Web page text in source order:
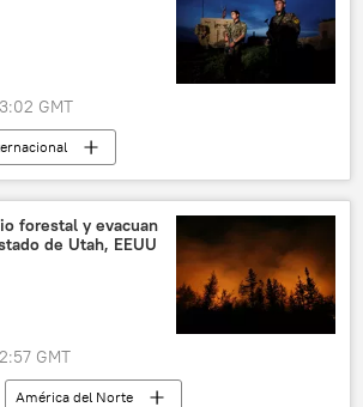
GMT
política
Siria
Kurdistán
sirio
referéndum
forestal y evacuan
de Utah, EEUU
GMT
América del Norte